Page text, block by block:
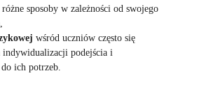
sposoby w zależności od swojego
wśród uczniów często się
indywidualizacji podejścia i
ich potrzeb.